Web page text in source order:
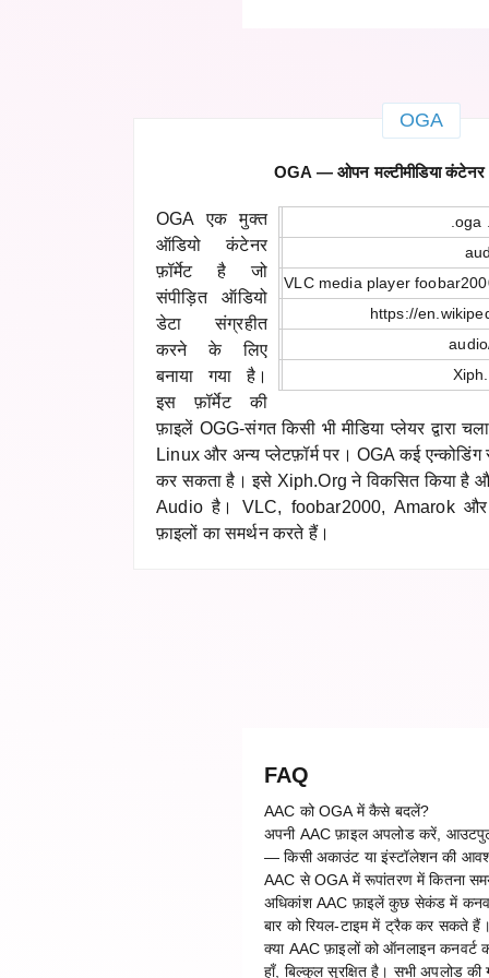
OGA
OGA — ओपन मल्टीमीडिया कंटेनर
.oga
VLC media player
https://
OGA एक मुक्त
ऑडियो कंटेनर
फ़ॉर्मेट है जो
संपीड़ित ऑडियो
डेटा संग्रहीत
करने के लिए
बनाया गया है।
इस फ़ॉर्मेट की
फ़ाइलें OGG-संगत किसी भी मीडिया प्लेयर द्वारा
Linux और अन्य प्लेटफ़ॉर्म पर। OGA कई
कर सकता है। इसे Xiph.Org ने विकसित किया है
Audio है। VLC, foobar2000, Amarok
फ़ाइलों का समर्थन करते हैं।
FAQ
AAC को OGA में कैसे बदलें?
अपनी AAC फ़ाइल अपलोड करें,
— किसी अकाउंट या इंस्टॉलेशन की
AAC से OGA में रूपांतरण में कितना
अधिकांश AAC फ़ाइलें कुछ सेकंड में
बार को रियल-टाइम में ट्रैक कर सकते
क्या AAC फ़ाइलों को ऑनलाइन कनवर्ट
हाँ, बिल्कुल सुरक्षित है। सभी अपलोड